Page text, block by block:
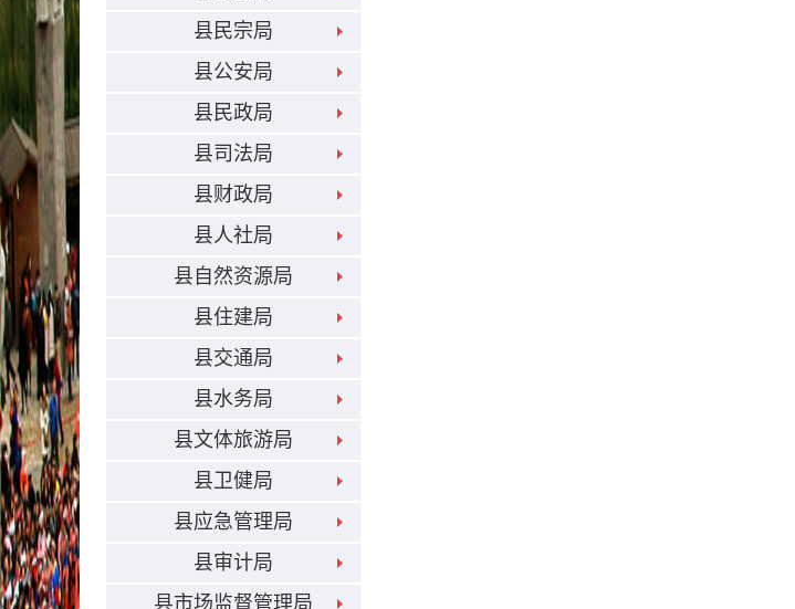
县民宗局
县公安局
县民政局
县司法局
县财政局
县人社局
县自然资源局
县住建局
县交通局
县水务局
县文体旅游局
县卫健局
县应急管理局
县审计局
县市场监督管理局